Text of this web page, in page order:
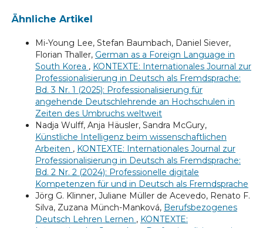
Ähnliche Artikel
Mi-Young Lee, Stefan Baumbach, Daniel Siever,
Florian Thaller, German as a Foreign Language in
South Korea , KONTEXTE: Internationales Journal zur
Professionalisierung in Deutsch als Fremdsprache:
Bd. 3 Nr. 1 (2025): Professionalisierung für
angehende Deutschlehrende an Hochschulen in
Zeiten des Umbruchs weltweit
Nadja Wulff, Anja Häusler, Sandra McGury,
Künstliche Intelligenz beim wissenschaftlichen
Arbeiten , KONTEXTE: Internationales Journal zur
Professionalisierung in Deutsch als Fremdsprache:
Bd. 2 Nr. 2 (2024): Professionelle digitale
Kompetenzen für und in Deutsch als Fremdsprache
Jörg G. Klinner, Juliane Müller de Acevedo, Renato F.
Silva, Zuzana Münch-Manková, Berufsbezogenes
Deutsch Lehren Lernen , KONTEXTE: